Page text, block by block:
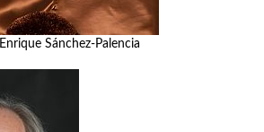
Enrique Sánchez-Palencia